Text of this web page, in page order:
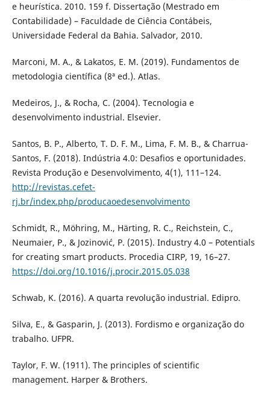
e heurística. 2010. 159 f. Dissertação (Mestrado em
Contabilidade) – Faculdade de Ciência Contábeis,
Universidade Federal da Bahia. Salvador, 2010.
Marconi, M. A., & Lakatos, E. M. (2019). Fundamentos de
metodologia científica (8ª ed.). Atlas.
Medeiros, J., & Rocha, C. (2004). Tecnologia e
desenvolvimento industrial. Elsevier.
Santos, B. P., Alberto, T. D. F. M., Lima, F. M. B., & Charrua-
Santos, F. (2018). Indústria 4.0: Desafios e oportunidades.
Revista Produção e Desenvolvimento, 4(1), 111–124.
http://revistas.cefet-
rj.br/index.php/producaoedesenvolvimento
Schmidt, R., Möhring, M., Härting, R. C., Reichstein, C.,
Neumaier, P., & Jozinović, P. (2015). Industry 4.0 – Potentials
for creating smart products. Procedia CIRP, 19, 16–27.
https://doi.org/10.1016/j.procir.2015.05.038
Schwab, K. (2016). A quarta revolução industrial. Edipro.
Silva, E., & Gasparin, J. (2013). Fordismo e organização do
trabalho. UFPR.
Taylor, F. W. (1911). The principles of scientific
management. Harper & Brothers.